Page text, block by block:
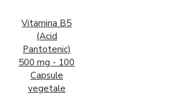
Vitamina B5
(Acid
Pantotenic)
500 mg - 100
Capsule
vegetale